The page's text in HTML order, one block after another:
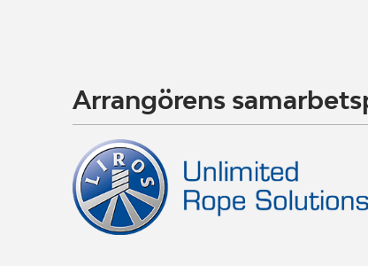
Arrangörens